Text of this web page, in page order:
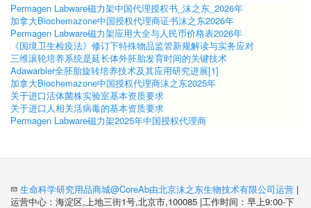
Permagen Labware磁力架中国代理授权书_沫之东_2026年
加拿大Biochemazone中国授权代理商证书沫之东2026年
Permagen Labware磁力架应用大全与人民币价格表2026年
《国境卫生检疫法》修订下特殊物品监管新规解读与实务应对
三维滚轮培养系统是延长体外胚胎发育时间的关键技术
Adawarbler全胚胎旋转培养技术及其应用研究进展[1]
加拿大Biochemazone中国授权代理商沫之东2025年
关于进口活体菌株实验室基本资质要求
关于进口人相关活病毒的基本资质要求
Permagen Labware磁力架2025年中国授权代理商
生命科学研究用品商城@CoreAb由北京沫之东生物技术有限公司运营 |
运营中心：海淀区,上地三街1号,北京市,100085 |工作时间：早上9:00-下